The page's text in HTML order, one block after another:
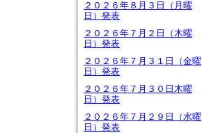
２０２６年８月３日（月曜
日）発表
２０２６年７月２日（木曜
日）発表
２０２６年７月３１日（金曜
日）発表
２０２６年７月３０日木曜
日）発表
２０２６年７月２９日（水曜
日）発表